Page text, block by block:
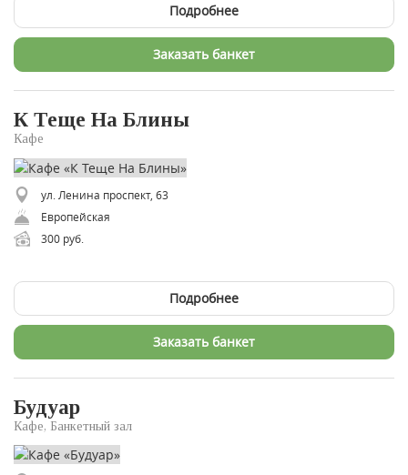
Подробнее
Заказать банкет
К Теще На Блины
Кафе
ул. Ленина проспект, 63
Европейская
300 руб.
Подробнее
Заказать банкет
Будуар
Кафе, Банкетный зал